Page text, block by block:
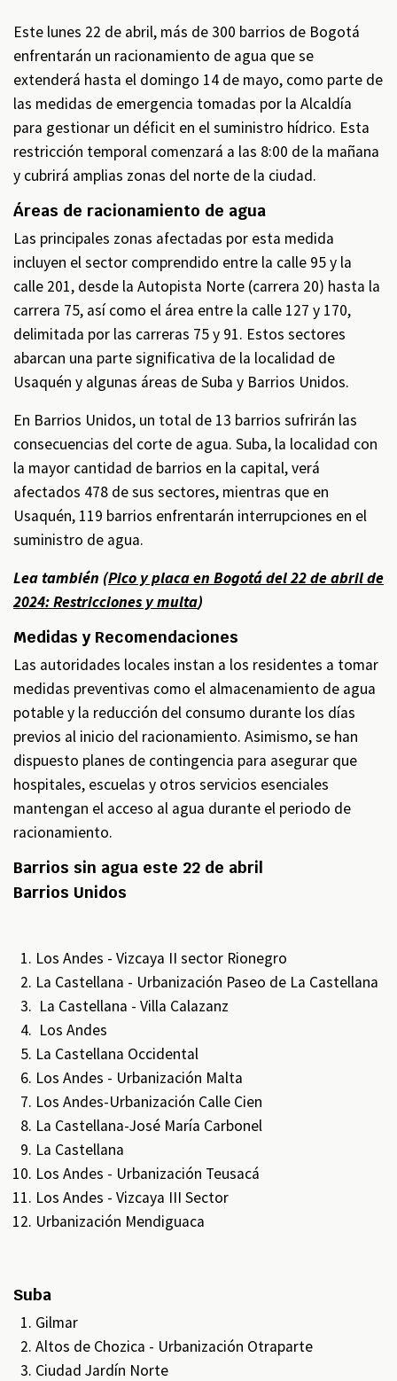
Este lunes 22 de abril, más de 300 barrios de Bogotá
enfrentarán un racionamiento de agua que se
extenderá hasta el domingo 14 de mayo, como parte de
las medidas de emergencia tomadas por la Alcaldía
para gestionar un déficit en el suministro hídrico. Esta
restricción temporal comenzará a las 8:00 de la mañana
y cubrirá amplias zonas del norte de la ciudad.
Áreas de racionamiento de agua
Las principales zonas afectadas por esta medida
incluyen el sector comprendido entre la calle 95 y la
calle 201, desde la Autopista Norte (carrera 20) hasta la
carrera 75, así como el área entre la calle 127 y 170,
delimitada por las carreras 75 y 91. Estos sectores
abarcan una parte significativa de la localidad de
Usaquén y algunas áreas de Suba y Barrios Unidos.
En Barrios Unidos, un total de 13 barrios sufrirán las
consecuencias del corte de agua. Suba, la localidad con
la mayor cantidad de barrios en la capital, verá
afectados 478 de sus sectores, mientras que en
Usaquén, 119 barrios enfrentarán interrupciones en el
suministro de agua.
Lea también (Pico y placa en Bogotá del 22 de abril de
2024: Restricciones y multa)
Medidas y Recomendaciones
Las autoridades locales instan a los residentes a tomar
medidas preventivas como el almacenamiento de agua
potable y la reducción del consumo durante los días
previos al inicio del racionamiento. Asimismo, se han
dispuesto planes de contingencia para asegurar que
hospitales, escuelas y otros servicios esenciales
mantengan el acceso al agua durante el periodo de
racionamiento.
Barrios sin agua este 22 de abril
Barrios Unidos
Los Andes - Vizcaya II sector Rionegro
La Castellana - Urbanización Paseo de La Castellana
La Castellana - Villa Calazanz
Los Andes
La Castellana Occidental
Los Andes - Urbanización Malta
Los Andes-Urbanización Calle Cien
La Castellana-José María Carbonel
La Castellana
Los Andes - Urbanización Teusacá
Los Andes - Vizcaya III Sector
Urbanización Mendiguaca
Suba
Gilmar
Altos de Chozica - Urbanización Otraparte
Ciudad Jardín Norte